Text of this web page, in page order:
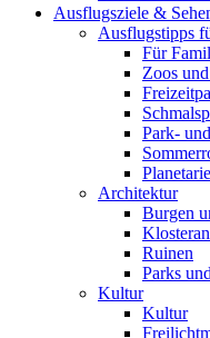
Ausflugsziele &
Ausflugstipps
Für
Zoos
Park-
Architektur
Burgen
Ruinen
Parks
Kultur
Kultur